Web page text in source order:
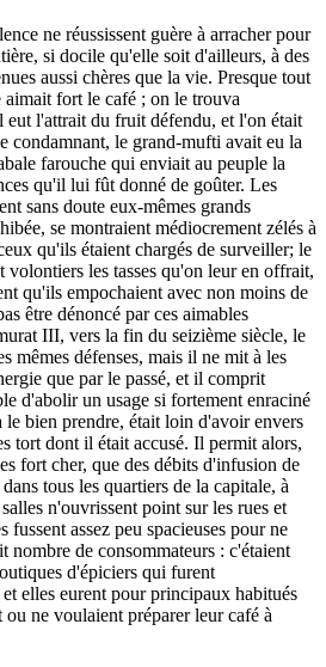
ne réussissent guère à arracher pour
si docile qu'elle soit d'ailleurs, à des
aussi chères que la vie. Presque tout
fort le café ; on le trouva
l'attrait du fruit défendu, et l'on était
condamnant, le grand-mufti avait eu la
farouche qui enviait au peuple la
qu'il lui fût donné de goûter. Les
sans doute eux-mêmes grands
se montraient médiocrement zélés à
qu'ils étaient chargés de surveiller; le
volontiers les tasses qu'on leur en offrait,
qu'ils empochaient avec non moins de
être dénoncé par ces aimables
III, vers la fin du seizième siècle, le
mêmes défenses, mais il ne mit à les
que par le passé, et il comprit
d'abolir un usage si fortement enraciné
bien prendre, était loin d'avoir envers
tort dont il était accusé. Il permit alors,
fort cher, que des débits d'infusion de
tous les quartiers de la capitale, à
n'ouvrissent point sur les rues et
fussent assez peu spacieuses pour ne
nombre de consommateurs : c'étaient
d'épiciers qui furent
elles eurent pour principaux habitués
ne voulaient préparer leur café à